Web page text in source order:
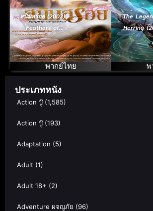
สนิมสร้อย (2003)
Feathers of
Passion
พากย์ไทย
The
Herring
ตำนานปลาแ
พ
ประเภทหนัง
Action บู๊(1,585)
Action บู๊(193)
Adaptation (5)
Adult (1)
Adult 18+ (2)
Adventure ผจญภัย (96)